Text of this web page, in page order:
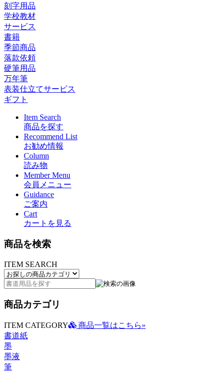
刻字用品
学校教材
サービス
書籍
季節商品
落款依頼
硬筆用品
万年筆
表装仕立てサービス
ギフト
Item Search
商品を探す
Recommend List
お勧め情報
Column
読み物
Member Menu
会員メニュー
Guidance
ご案内
Cart
カートを見る
商品を検索
ITEM SEARCH
商品カテゴリ
ITEM CATEGORY
商品一覧はこちら»
書道紙
墨
墨液
筆